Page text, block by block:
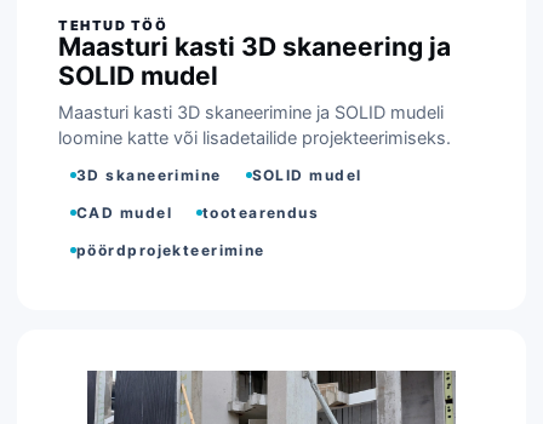
Maasturi kasti 3D skaneering ja
SOLID mudel
Maasturi kasti 3D skaneerimine ja SOLID mudeli
loomine katte või lisadetailide projekteerimiseks.
3D skaneerimine SOLID mudel
CAD mudel tootearendus
pöördprojekteerimine